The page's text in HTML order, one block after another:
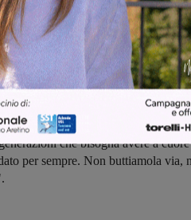
ogni città ha luoghi
bello accogliere l'invito di
in uno dei luoghi simbolo della
ha subìto la follia nazi fascista.
i partigiani e chi ha combattutto
che bisogna avere a
per sempre. Non buttiamola via,